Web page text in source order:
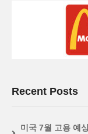
Recent Posts
미국 7월 고용 예